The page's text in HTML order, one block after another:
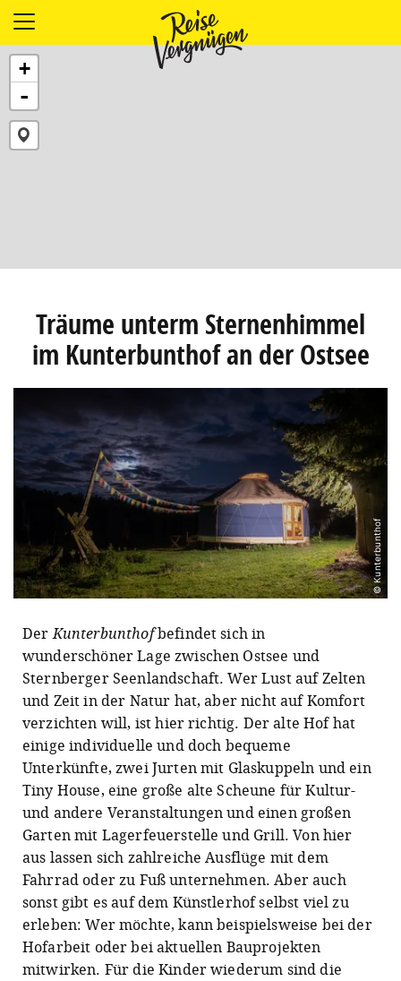
LÄNDER
FOOD
PLANUNG
OUTDOOR
+
-
Träume unterm Sternenhimmel
im Kunterbunthof an der Ostsee
© Kunterbunthof
DerKunterbunthofbefindet sich in
wunderschöner Lage zwischen Ostsee und
Sternberger Seenlandschaft. Wer Lust auf Zelten
und Zeit in der Natur hat, aber nicht auf Komfort
verzichten will, ist hier richtig. Der alte Hof hat
einige individuelle und doch bequeme
Unterkünfte, zwei Jurten mit Glaskuppeln und ein
Tiny House, eine große alte Scheune für Kultur-
und andere Veranstaltungen und einen großen
Garten mit Lagerfeuerstelle und Grill. Von hier
aus lassen sich zahlreiche Ausflüge mit dem
Fahrrad oder zu Fuß unternehmen. Aber auch
sonst gibt es auf dem Künstlerhof selbst viel zu
erleben: Wer möchte, kann beispielsweise bei der
Hofarbeit oder bei aktuellen Bauprojekten
mitwirken. Für die Kinder wiederum sind die